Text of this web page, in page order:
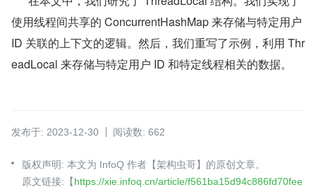
使用线程间共享的 ConcurrentHashMap 来存储与特定用户
ID 关联的上下文的逻辑。然后，我们重写了示例，利用 Thr
eadLocal 来存储与特定用户 ID 和特定线程相关的数据。
发布于: 2023-12-30 阅读数: 662
版权声明: 本文为 InfoQ 作者【架构虫哥】的原创文章。
原文链接:【https://xie.infoq.cn/article/f561ba15d94c886fd70fee